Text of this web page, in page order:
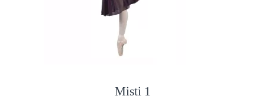
Misti 1